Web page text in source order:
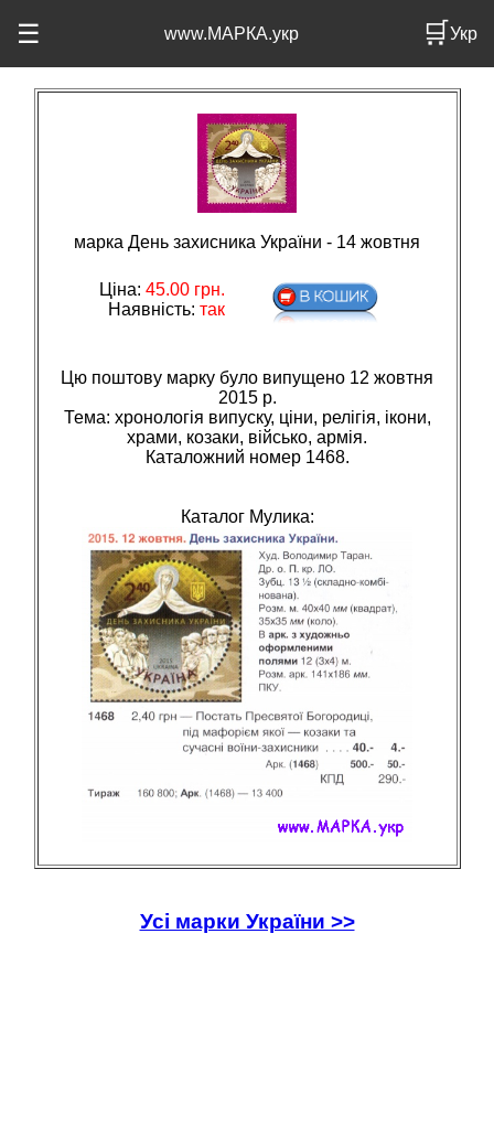
☰ www.МАРКА.укр 🛒Укр
марка День захисника України - 14 жовтня
Ціна: 45.00грн.
Наявність: так
Цю поштову марку було випущено 12 жовтня
2015 р.
Тема: хронологiя випуску, цiни, релiгiя, iкони,
храми, козаки, вiйсько, армiя.
Каталожний номер 1468.
Каталог Мулика:
Усі марки України >>